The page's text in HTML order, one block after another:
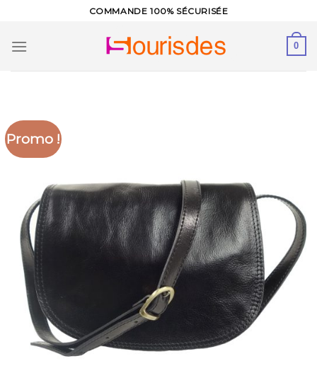
content
COMMANDE 100% SÉCURISÉE
0
Promo !